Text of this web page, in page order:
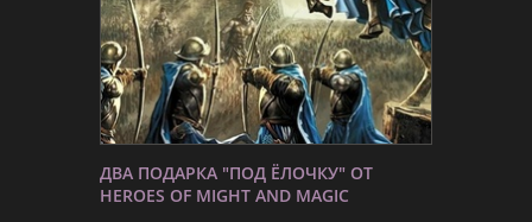
ДВА ПОДАРКА "ПОД ЁЛОЧКУ" ОТ
HEROES OF MIGHT AND MAGIC